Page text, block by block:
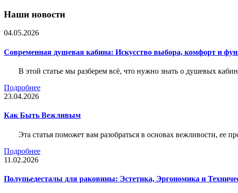
Наши новости
04.05.2026
Современная душевая кабина: Искусство выбора, комфорт и
В этой статье мы разберем всё, что нужно знать о душевых
Подробнее
23.04.2026
Как Быть Вежливым
Эта статья поможет вам разобраться в основах вежливости, ее
Подробнее
11.02.2026
Полупьедесталы для раковины: Эстетика, Эргономика и